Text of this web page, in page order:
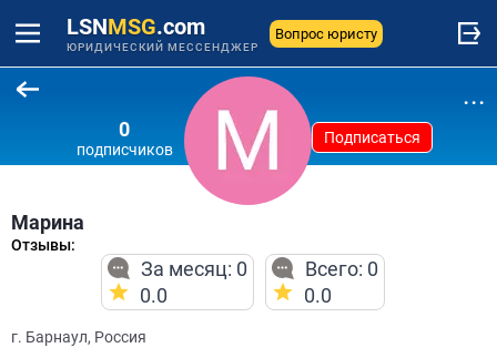
LSNMSG.com
ЮРИДИЧЕСКИЙ МЕССЕНДЖЕР
Вопрос юристу
0
подписчиков
Подписаться
...
Марина
Отзывы:
За месяц: 0
0.0
Всего: 0
0.0
г. Барнаул, Россия